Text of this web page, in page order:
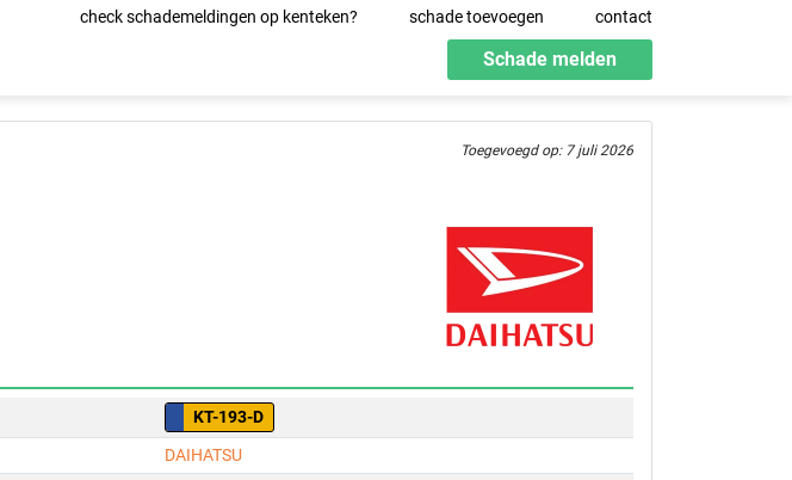
check schademeldingen op kenteken? schade toevoegen contact
Schade melden
Toegevoegd op: 7 juli 2026
KT-193-D
DAIHATSU